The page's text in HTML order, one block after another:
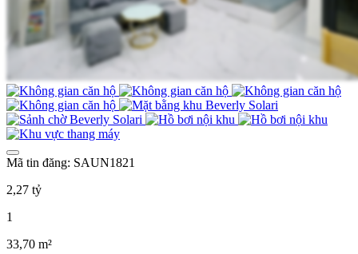
Mã tin đăng: SAUN1821
2,27 tỷ
1
33,70 m²